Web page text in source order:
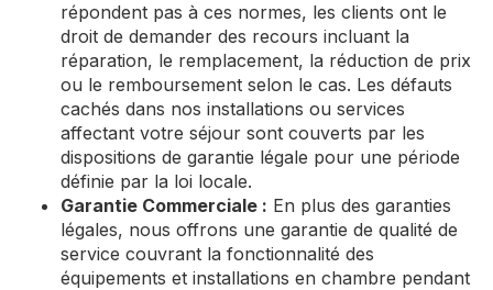
répondent pas à ces normes, les clients ont le
droit de demander des recours incluant la
réparation, le remplacement, la réduction de prix
ou le remboursement selon le cas. Les défauts
cachés dans nos installations ou services
affectant votre séjour sont couverts par les
dispositions de garantie légale pour une période
définie par la loi locale.
Garantie Commerciale : En plus des garanties
légales, nous offrons une garantie de qualité de
service couvrant la fonctionnalité des
équipements et installations en chambre pendant